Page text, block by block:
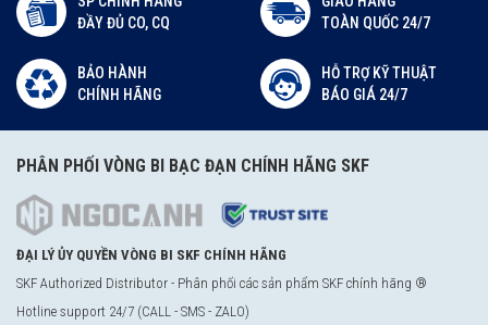
ĐẦY ĐỦ CO, CQ
TOÀN QUỐC 24/7
BẢO HÀNH
CHÍNH HÃNG
HỖ TRỢ KỸ THUẬT
BÁO GIÁ 24/7
PHÂN PHỐI VÒNG BI BẠC ĐẠN CHÍNH HÃNG SKF
ĐẠI LÝ ỦY QUYỀN VÒNG BI SKF CHÍNH HÃNG
SKF Authorized Distributor - Phân phối các sản phẩm SKF chính hãng ®
Hotline support 24/7 (CALL - SMS - ZALO)